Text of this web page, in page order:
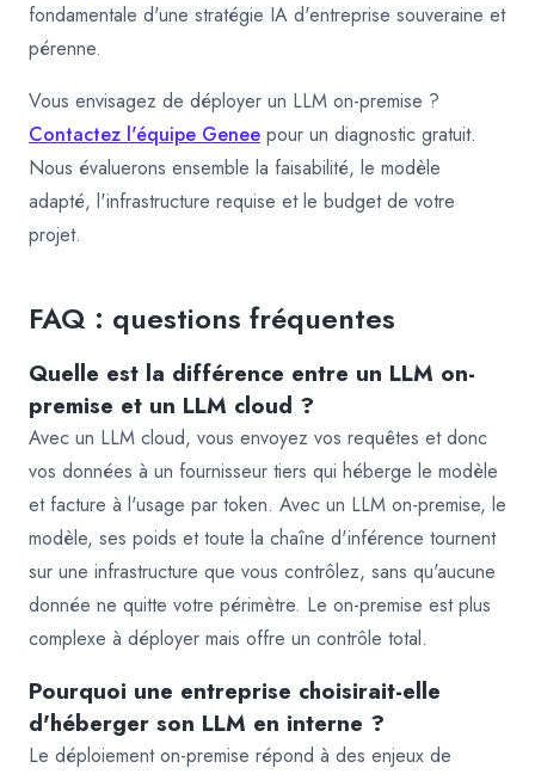
fondamentale d'une stratégie IA d'entreprise souveraine et
pérenne.
Vous envisagez de déployer un LLM on-premise ?
Contactez l'équipe Genee pour un diagnostic gratuit.
Nous évaluerons ensemble la faisabilité, le modèle
adapté, l'infrastructure requise et le budget de votre
projet.
FAQ : questions fréquentes
Quelle est la différence entre un LLM on-
premise et un LLM cloud ?
Avec un LLM cloud, vous envoyez vos requêtes et donc
vos données à un fournisseur tiers qui héberge le modèle
et facture à l'usage par token. Avec un LLM on-premise, le
modèle, ses poids et toute la chaîne d'inférence tournent
sur une infrastructure que vous contrôlez, sans qu'aucune
donnée ne quitte votre périmètre. Le on-premise est plus
complexe à déployer mais offre un contrôle total.
Pourquoi une entreprise choisirait-elle
d'héberger son LLM en interne ?
Le déploiement on-premise répond à des enjeux de